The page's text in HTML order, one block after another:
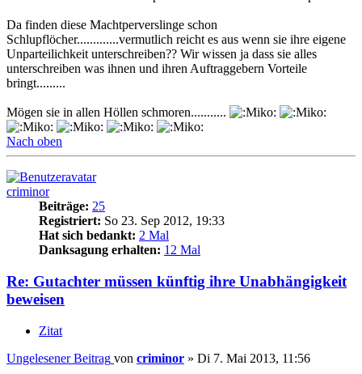
Da finden diese Machtperverslinge schon
Schlupflöcher.............vermutlich reicht es aus wenn sie ihre eigene
Unparteilichkeit unterschreiben?? Wir wissen ja dass sie alles
unterschreiben was ihnen und ihren Auftraggebern Vorteile
bringt.........
Mögen sie in allen Höllen schmoren...........
Nach oben
criminor
Beiträge: 25
Registriert: So 23. Sep 2012, 19:33
Hat sich bedankt: 2 Mal
Danksagung erhalten: 12 Mal
Re: Gutachter müssen künftig ihre Unabhängigkeit
beweisen
Zitat
Ungelesener Beitrag von criminor » Di 7. Mai 2013, 11:56